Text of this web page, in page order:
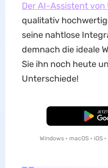
Der AI-Assistent von
qualitativ
seine nahtlose
demnach die ideale
Sie ihn noch heute
Unterschiede!
Windows • macOS • iOS